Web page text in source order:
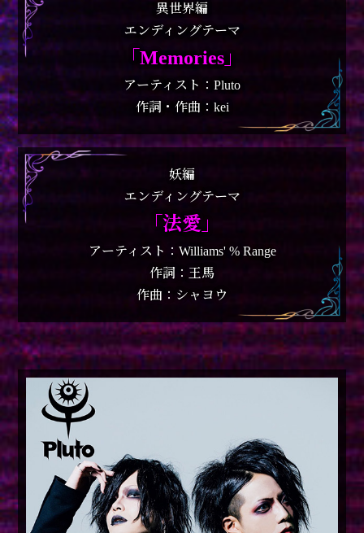
異世界編
エンディングテーマ
｢Memories｣
アーティスト：Pluto
作詞・作曲：kei
妖編
エンディングテーマ
｢法愛｣
アーティスト：Williams' % Range
作詞：王馬
作曲：シャヨウ